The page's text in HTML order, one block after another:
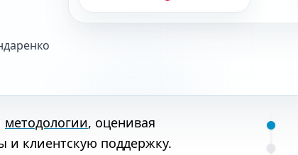
Содержание:
методологии, оценивая
и клиентскую поддержку.